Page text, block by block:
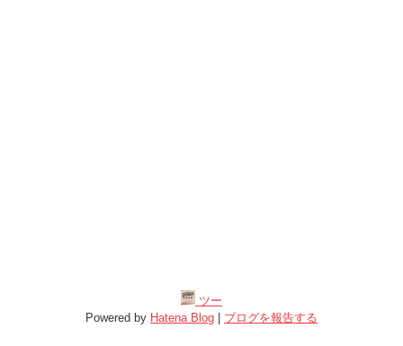
ツー
Powered by Hatena Blog ブログを報告する